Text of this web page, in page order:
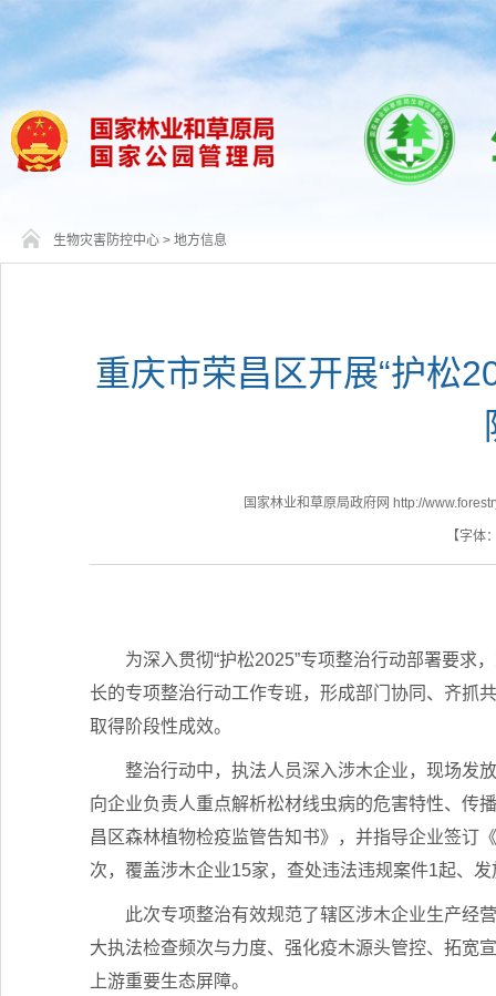
生物灾害防控中心 > 地方信息
重庆市荣昌区开展“护松
国家林业和草原局政府网 http://
【字体
为深入贯彻“护松2025”专项整治行动部署要求
长的专项整治行动工作专班，形成部门协同、齐抓
取得阶段性成效。
整治行动中，执法人员深入涉木企业，现场发
向企业负责人重点解析松材线虫病的危害特性、传
昌区森林植物检疫监管告知书》，并指导企业签订
次，覆盖涉木企业15家，查处违法违规案件1
此次专项整治有效规范了辖区涉木企业生产经
大执法检查频次与力度、强化疫木源头管控、拓宽
上游重要生态屏障。